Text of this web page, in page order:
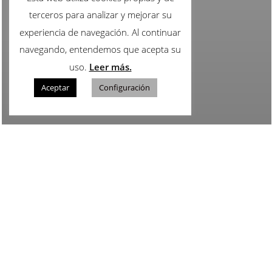
terceros para analizar y mejorar su
experiencia de navegación. Al continuar
navegando, entendemos que acepta su
uso. Leer más.
Aceptar Configuración